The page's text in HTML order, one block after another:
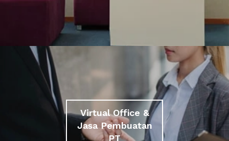
Virtual Office &
Jasa Pembuatan
PT